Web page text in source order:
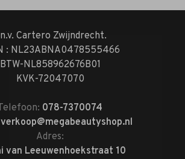
Cartero Zwijndrecht.
: NL23ABNA0478555466
BTW-NL858962676B01
KVK-72047070
078-7370074
verkoop@megabeautyshop.nl
Adres:
van Leeuwenhoekstraat 10